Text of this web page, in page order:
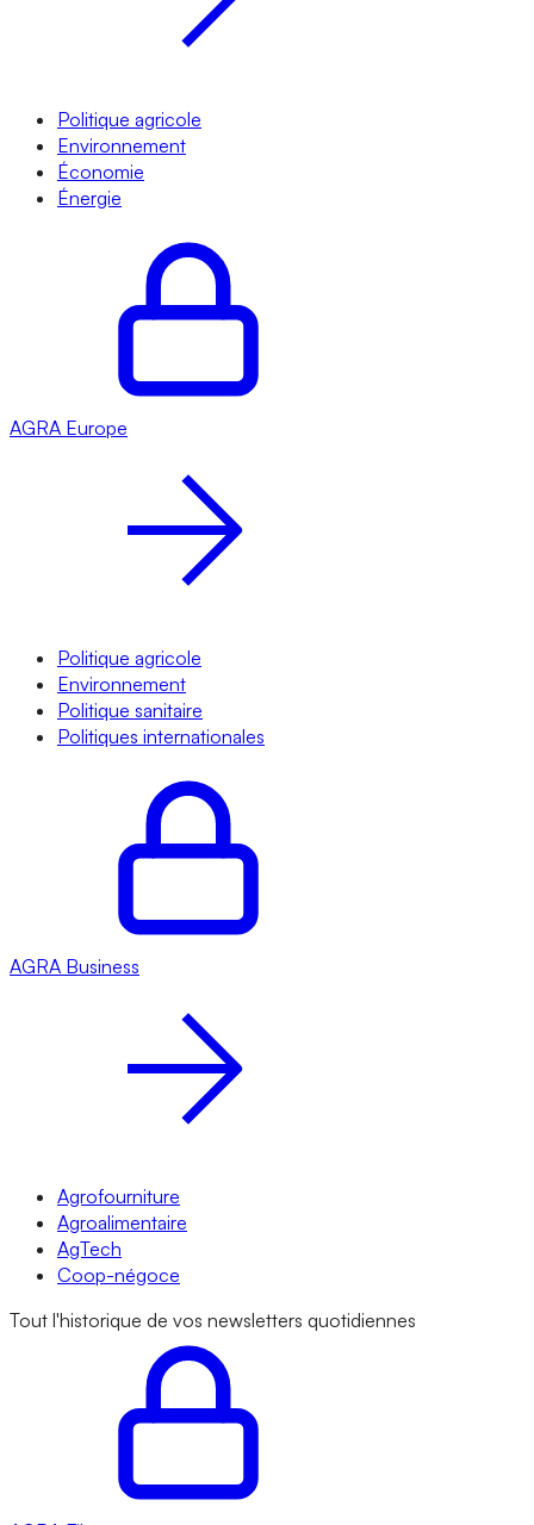
Politique agricole
Environnement
Économie
Énergie
AGRA Europe
Politique agricole
Environnement
Politique sanitaire
Politiques internationales
AGRA Business
Agrofourniture
Agroalimentaire
AgTech
Coop-négoce
Tout l'historique de vos newsletters quotidiennes